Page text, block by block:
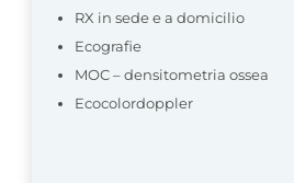
RX in sede e a domicilio
Ecografie
MOC – densitometria ossea
Ecocolordoppler